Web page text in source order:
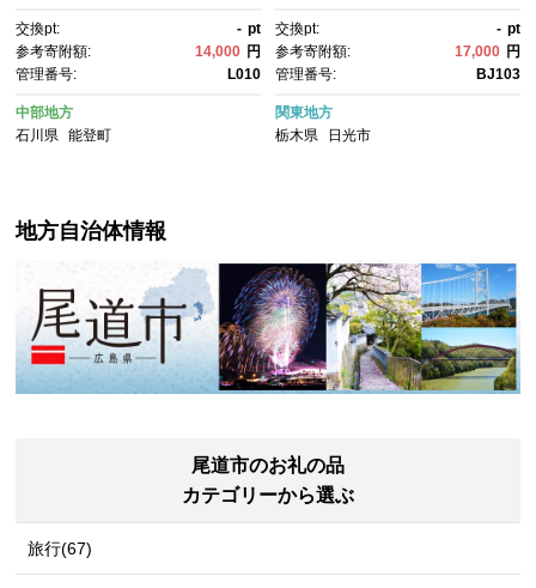
交換pt: - pt
参考寄附額:
14,000 円
管理番号:
L010
中部地方
石川県
能登町
交換pt: - pt
参考寄附額:
17,000 円
管理番号:
BJ103
関東地方
栃木県
日光市
地方自治体情報
尾道市のお礼の品
カテゴリーから選ぶ
旅行(67)